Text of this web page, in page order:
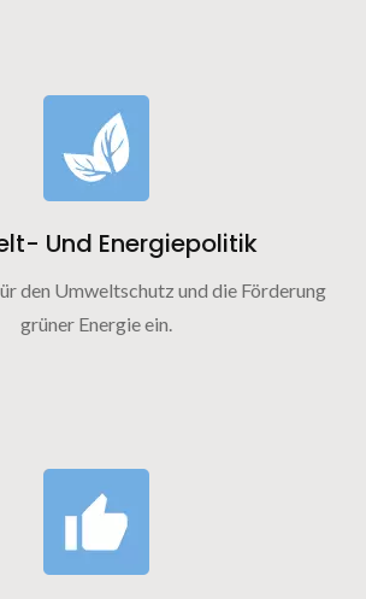
Und Energiepolitik
den Umweltschutz und die Förderung
grüner Energie ein.